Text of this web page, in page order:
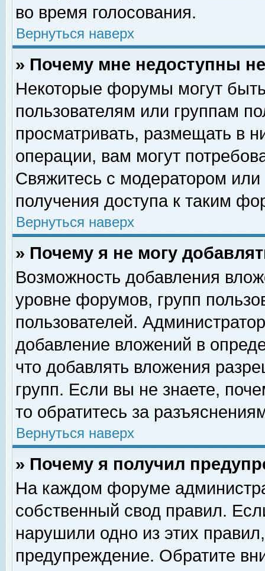
во время голосования.
Вернуться наверх
» Почему мне недоступны
Некоторые форумы могут
пользователям или группам
просматривать, размещать в
операции, вам могут
Свяжитесь с модератором
получения доступа к таким
Вернуться наверх
» Почему я не могу
Возможность добавления
уровне форумов, групп
пользователей.
добавление вложений в
что добавлять вложения
групп. Если вы не знаете,
то обратитесь за
Вернуться наверх
» Почему я получил
На каждом форуме
собственный свод правил.
нарушили одно из этих
предупреждение. Обратите